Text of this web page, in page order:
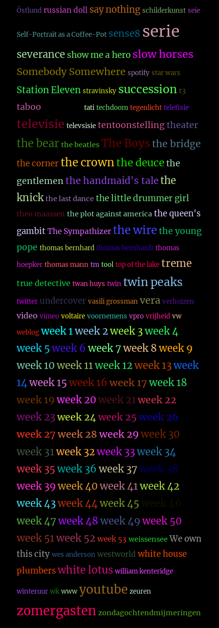
Östlund russian doll say nothing schilderkunst seie
Self-Portrait as a Coffee-Pot sense8 serie
severance show me a hero slow horses
Somebody Somewhere spotify star wars
Station Eleven stravinsky succession t3
taboo tati techdoom tegenlicht telefisie
televisie televsisie tentoonstelling theater
the bear the beatles The Boysthe bridge
the corner the crownthe deuce the
gentlemen the handmaid's talethe
knick the last dance the little drummer girl
theo maassen the plot against america the queen's
gambit The Sympathizer the wire the young
pope thomas bernhard thomas bernhardt thomas
hoepker thomas mann tm tool top of the lake treme
true detective twan huys twin twin peaks
twitter undercover vasili grossman vera verhuizen
video vimeo voltaire voornemens vpro vrijheid vw
weblog week 1week 2week 3week 4
week 5 week 6 week 7 week 8 week 9
week 10 week 11week 12week 13week
14week 15 week 16 week 17 week 18
week 19 week 20 week 21week 22
week 23week 24week 25 week 26
week 27 week 28 week 29 week 30
week 31week 32week 33week 34
week 35 week 36 week 37 week 38
week 39 week 40 week 41week 42
week 43week 44week 45
week 47 week 48 week 49 week 50
week 51week 52 week 53 weissensee We own
this city wes anderson westworld white house
plumbers white lotus william kenteridge
winteruur wk www youtube zeuren
zomergasten zondagochtendmijmeringen